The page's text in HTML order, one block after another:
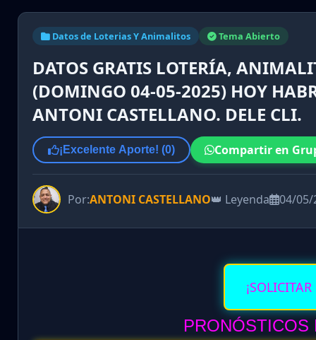
Datos de Loterias Y Animalitos Tema Abierto
DATOS GRATIS LOTERÍA,
(DOMINGO 04-05-2025) HOY
ANTONI CASTELLANO. DELE CLI.
¡Excelente Aporte! (0) Compartir en
Por:ANTONI CASTELLANO👑 Leyenda 04/05/
PRONÓSTICOS